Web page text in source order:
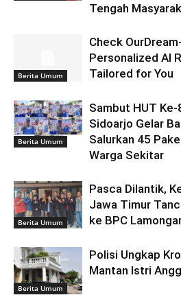
Tengah
Berita Umum
Check
Personalized AI
Tailored for You
Berita Umum
Sambut HUT Ke-
Sidoarjo Gelar
Salurkan 45
Warga Sekitar
Berita Umum
Pasca Dilantik,
Jawa Timur
ke BPC
Berita Umum
Polisi Ungkap
Mantan Istri